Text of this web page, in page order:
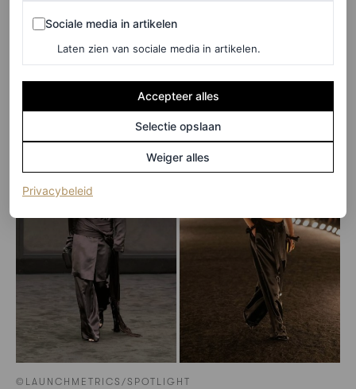
Bottega Veneta lente/zomer 2026 en Victoria Beckham
Regelrecht uit de slaapkamer
©LAUNCHMETRICS/SPOTLIGHT
Sociale media in artikelen
Sociale media in artikelen
Laten zien van sociale media in artikelen.
Accepteer alles
Selectie opslaan
Weiger alles
Privacybeleid